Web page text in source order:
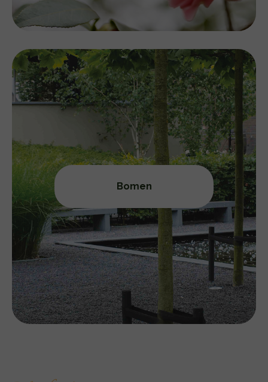
Bomen